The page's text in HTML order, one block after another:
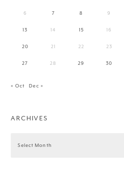
6 7 8 9
13 14 15 16
20 21 22 23
27 28 29 30
« Oct Dec »
ARCHIVES